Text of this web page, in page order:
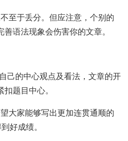
至于丢分。但应注意，个别的
语法现象会伤害你的文章。
己的中心观点及看法，文章的开
题目中心。
大家能够写出更加连贯通顺的
好成绩。